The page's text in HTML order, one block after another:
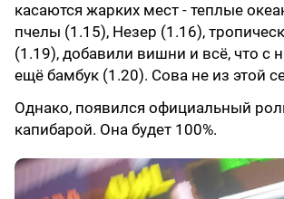
касаются жарких мест - теплые
пчелы (1.15), Незер (1.16),
(1.19), добавили вишни и всё, что с
ещё бамбук (1.20). Сова не из этой
Однако, появился официальный
капибарой. Она будет 100%.